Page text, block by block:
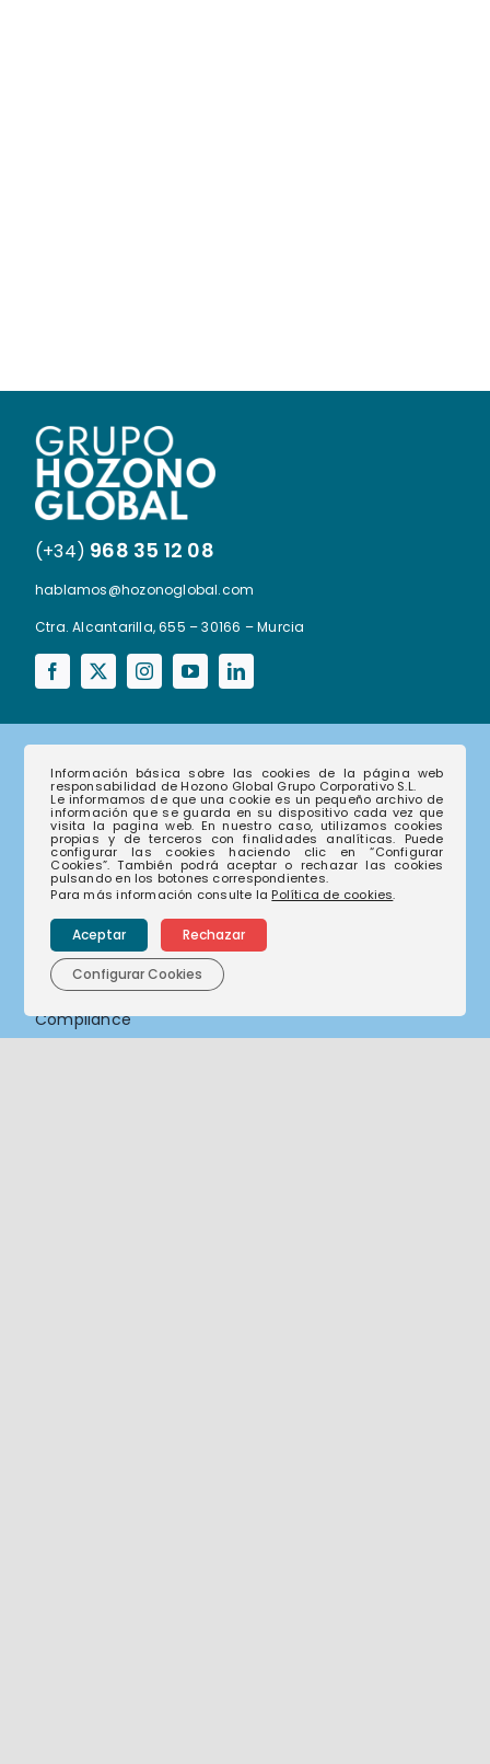
(+34) 968 35 12 08
hablamos@hozonoglobal.com
Ctra. Alcantarilla, 655 – 30166 – Murcia
Corporativo
Nuestras empresas
Nuestra historia
Nuestro compromiso
Actualidad
Sostenibilidad
Compliance
Información básica sobre las cookies de la página web
responsabilidad de Hozono Global Grupo Corporativo S.L.
Le informamos de que una cookie es un pequeño archivo de
información que se guarda en su dispositivo cada vez que
visita la pagina web. En nuestro caso, utilizamos cookies
propias y de terceros con finalidades analíticas. Puede
configurar las cookies haciendo clic en “Configurar
Cookies”. También podrá aceptar o rechazar las cookies
pulsando en los botones correspondientes.
Para más información consulte la Política de cookies.
Aceptar Rechazar
Configurar Cookies